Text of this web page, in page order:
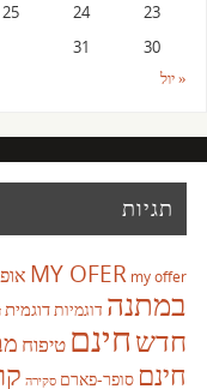
23
24
25
30
31
« יול
תגיות
MY OFER my offer
במתנה דוגמיותדוגמית
חדשחינם טיפוח
חינם סופר-פארם סקירה